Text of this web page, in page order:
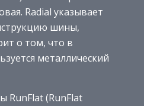
Radial указывает
шины,
о том, что в
металлический
RunFlat (RunFlat